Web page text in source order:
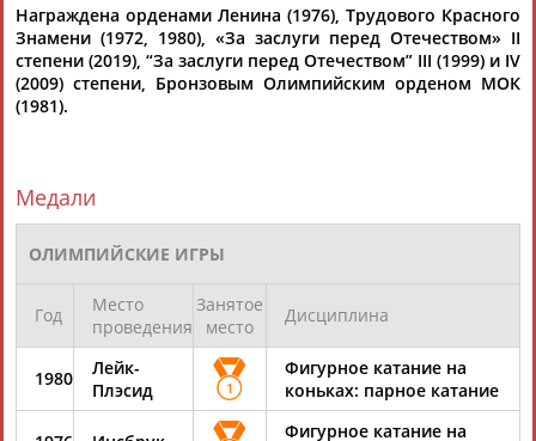
Ирина Роднина: На выступлении Петросян могли сказаться
психологические проблемы
Депутат Госдумы и трехкратная олимпийская чемпионка
Ирина Роднина заявила Sport24, что Аделия Петросян и
Петр Гуменник выступ... ...высочайшем уровне достаточно
22.12.2025
особенность при выступлениях в танцах на льду
Ирина
Роднина
. "Фигурное катание - это ведь мода. Как...
...самые красивые девушки, но язык танца мы потеряли, -
сказалаРоднина. - Делаем какие-то программы… Я смотрю
иногда,...
Информационное агентство СТАДИОН)
05.11.2025
Награждена орденами Ленина (1976), Трудового Красного
Знамени (1972, 1980), «За заслуги перед Отечеством» II
степени (2019), “За заслуги перед Отечеством” III (1999) и IV
(2009) степени, Бронзовым Олимпийским орденом МОК
(1981).
Медали
ОЛИМПИЙСКИЕ ИГРЫ
Год
Место
проведения
Занятое
место
Дисциплина
1980
Лейк-
Плэсид
1
Фигурное катание на
коньках: парное катание
Фигурное катание на